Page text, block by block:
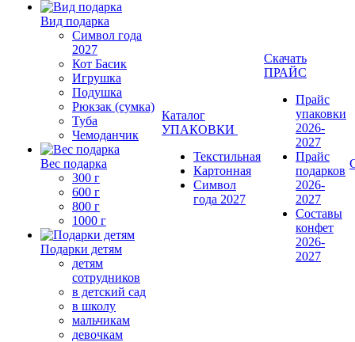
Вид подарка
Символ года
2027
Кот Басик
Игрушка
Подушка
Рюкзак (сумка)
Туба
Чемоданчик
Вес подарка
300 г
600 г
800 г
1000 г
Подарки детям
детям
сотрудников
в детский сад
в школу
мальчикам
девочкам
Каталог
УПАКОВКИ
Текстильная
Картонная
Символ
года 2027
Скачать
ПРАЙС
Прайс
упаковки
2026-
2027
Прайс
подарков
2026-
2027
Составы
конфет
2026-
2027